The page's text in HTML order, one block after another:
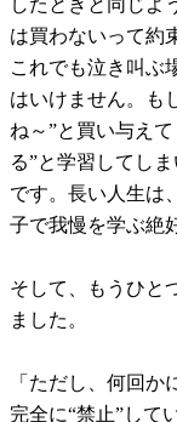
は買わないって約
これでも泣き叫ぶ
はいけません。も
ね～”と買い与え
る”と学習してし
です。長い人生は
子で我慢を学ぶ絶
そして、もうひと
ました。
「ただし、何回か
完全に“禁止”して